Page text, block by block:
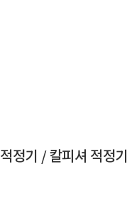
적정기 / 칼피셔 적정기